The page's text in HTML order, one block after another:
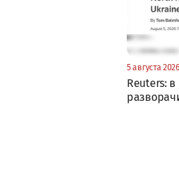
5 августа
Reuters: